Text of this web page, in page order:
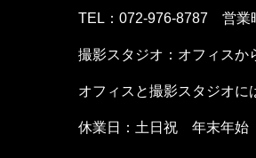
TEL：072-976-8787 営業
撮影スタジオ：オフィスか
オフィスと撮影スタジオに
休業日：土日祝 年末年